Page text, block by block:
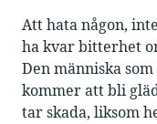
Att hata någon,
ha kvar bitterhet
Den människa
kommer att bli
tar skada, liksom